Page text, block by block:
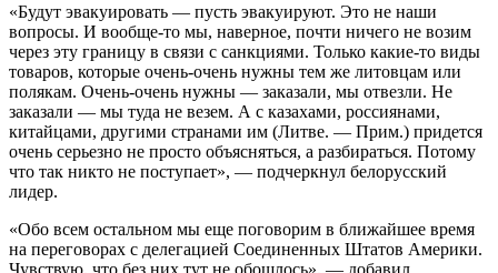
«Будут эвакуировать — пусть эвакуируют. Это не наши
вопросы. И вообще-то мы, наверное, почти ничего не возим
через эту границу в связи с санкциями. Только какие-то виды
товаров, которые очень-очень нужны тем же литовцам или
полякам. Очень-очень нужны — заказали, мы отвезли. Не
заказали — мы туда не везем. А с казахами, россиянами,
китайцами, другими странами им (Литве. — Прим.) придется
очень серьезно не просто объясняться, а разбираться. Потому
что так никто не поступает», — подчеркнул белорусский
лидер.
«Обо всем остальном мы еще поговорим в ближайшее время
на переговорах с делегацией Соединенных Штатов Америки.
Чувствую, что без них тут не обошлось», — добавил